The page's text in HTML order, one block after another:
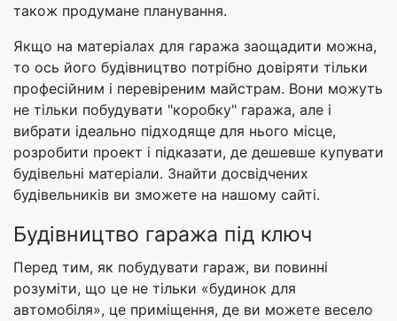
також продумане планування.
Якщо на матеріалах для гаража заощадити можна,
то ось його будівництво потрібно довіряти тільки
професійним і перевіреним майстрам. Вони можуть
не тільки побудувати "коробку" гаража, але і
вибрати ідеально підходяще для нього місце,
розробити проект і підказати, де дешевше купувати
будівельні матеріали. Знайти досвідчених
будівельників ви зможете на нашому сайті.
Будівництво гаража під ключ
Перед тим, як побудувати гараж, ви повинні
розуміти, що це не тільки «будинок для
автомобіля», це приміщення, де ви можете весело